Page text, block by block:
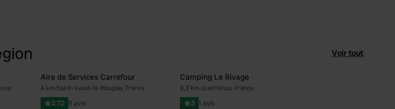
Voir tout
Préféré Préféré
Aire de Services Carrefour
4 km•Saint-Vaast-la-Hougue, France
2.72 9 avis
Camping Le Rivage
6,3 km•Quettehou, France
3 1 avis